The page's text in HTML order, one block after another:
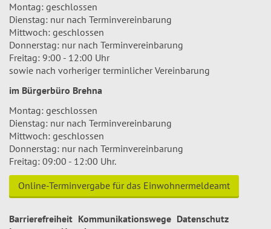
Montag: geschlossen
Dienstag: nur nach Terminvereinbarung
Mittwoch: geschlossen
Donnerstag: nur nach Terminvereinbarung
Freitag: 9:00 - 12:00 Uhr
sowie nach vorheriger terminlicher Vereinbarung
im Bürgerbüro Brehna
Montag: geschlossen
Dienstag: nur nach Terminvereinbarung
Mittwoch: geschlossen
Donnerstag: nur nach Terminvereinbarung
Freitag: 09:00 - 12:00 Uhr.
Online-Terminvergabe für das Einwohnermeldeamt
Barrierefreiheit Kommunikationswege Datenschutz